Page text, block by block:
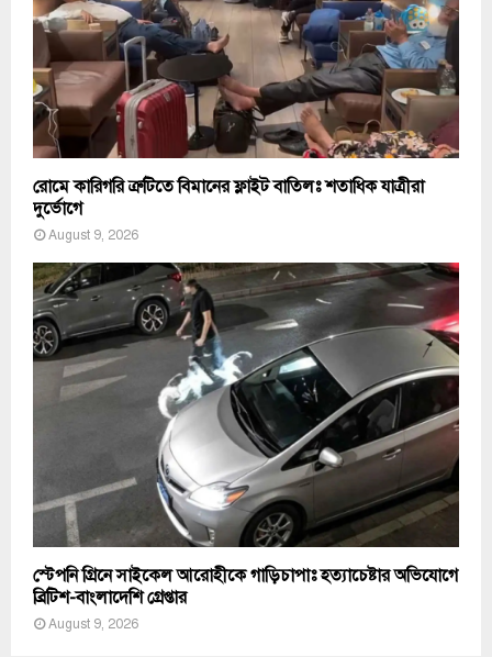
রোমে কারিগরি ত্রুটিতে বিমানের ফ্লাইট বাতিলঃ শতাধিক যাত্রীরা
দুর্ভোগে
August 9, 2026
স্টেপনি গ্রিনে সাইকেল আরোহীকে গাড়িচাপাঃ হত্যাচেষ্টার অভিযোগে
ব্রিটিশ-বাংলাদেশি গ্রেপ্তার
August 9, 2026